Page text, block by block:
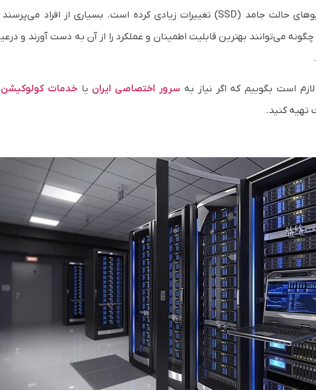
می‌توانند بهترین قابلیت اطمینان و عملکرد را از آن به دست آورند و
سرور اختصاصی ایران یاخدمات کولوکیشن
تهیه کنید.